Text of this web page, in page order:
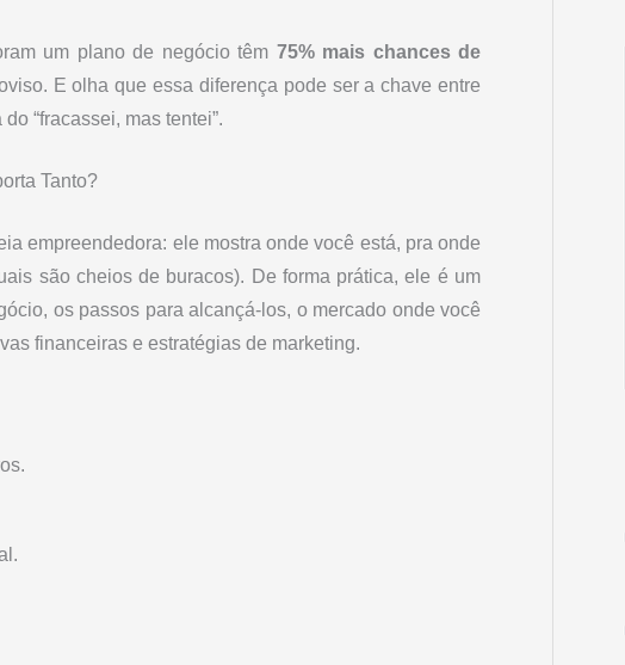
um plano de negócio têm 75% mais chances de
E olha que essa diferença pode ser a chave entre
“fracassei, mas tentei”.
Tanto?
empreendedora: ele mostra onde você está, pra onde
são cheios de buracos). De forma prática, ele é um
os passos para alcançá-los, o mercado onde você
financeiras e estratégias de marketing.